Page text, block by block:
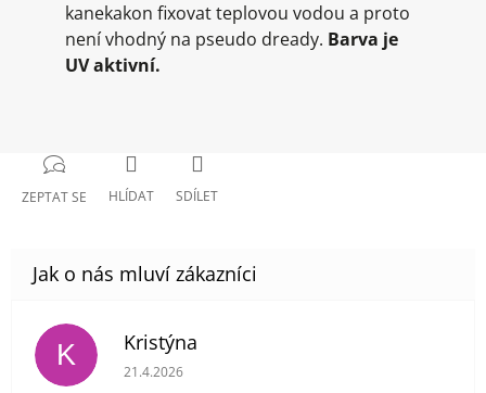
kanekakon fixovat teplovou vodou a proto
není vhodný na pseudo dready. Barva je
UV aktivní.
ZEPTAT SE HLÍDAT SDÍLET
K Kristýna
Hodnocení obchodu je 5 z 5 hvězdiček.
21.4.2026